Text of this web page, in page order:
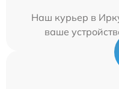
Наш курьер в
ваше